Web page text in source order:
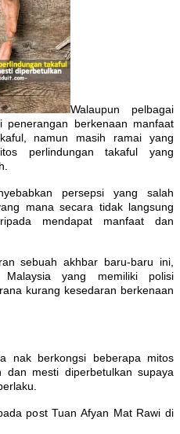
Walaupun pelbagai
berkenaan manfaat
namun masih ramai yang
perlindungan takaful yang
persepsi yang salah
mana secara tidak langsung
mendapat manfaat dan
sebuah akhbar baru-baru ini,
yang memiliki polisi
kurang kesedaran berkenaan
nak berkongsi beberapa mitos
dan mesti diperbetulkan supaya
post Tuan Afyan Mat Rawi di